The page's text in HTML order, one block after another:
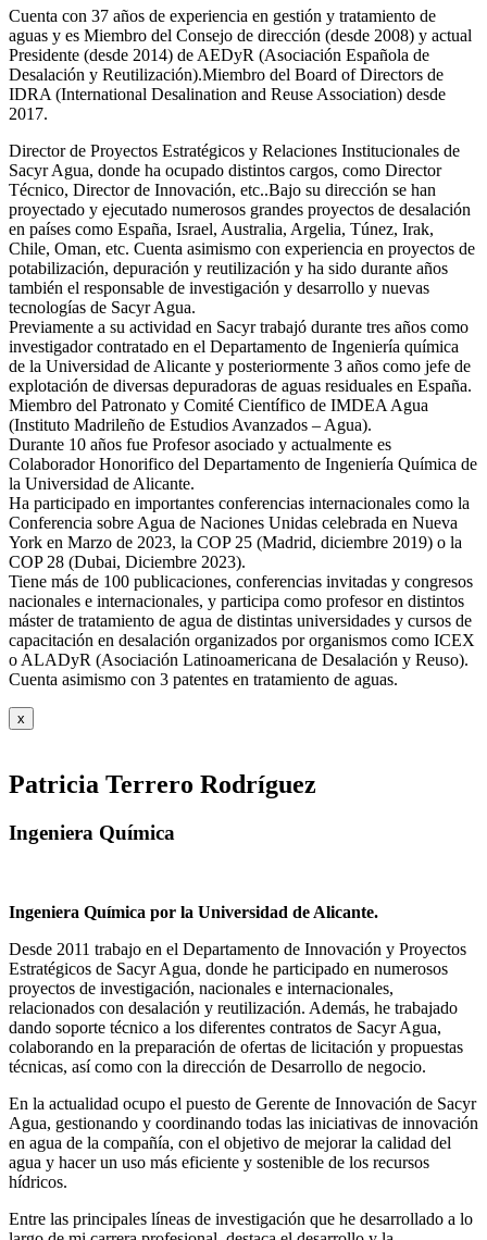
Cuenta con 37 años de experiencia en gestión y tratamiento de
aguas y es Miembro del Consejo de dirección (desde 2008) y actual
Presidente (desde 2014) de AEDyR (Asociación Española de
Desalación y Reutilización).Miembro del Board of Directors de
IDRA (International Desalination and Reuse Association) desde
2017.
Director de Proyectos Estratégicos y Relaciones Institucionales de
Sacyr Agua, donde ha ocupado distintos cargos, como Director
Técnico, Director de Innovación, etc..Bajo su dirección se han
proyectado y ejecutado numerosos grandes proyectos de desalación
en países como España, Israel, Australia, Argelia, Túnez, Irak,
Chile, Oman, etc. Cuenta asimismo con experiencia en proyectos de
potabilización, depuración y reutilización y ha sido durante años
también el responsable de investigación y desarrollo y nuevas
tecnologías de Sacyr Agua.
Previamente a su actividad en Sacyr trabajó durante tres años como
investigador contratado en el Departamento de Ingeniería química
de la Universidad de Alicante y posteriormente 3 años como jefe de
explotación de diversas depuradoras de aguas residuales en España.
Miembro del Patronato y Comité Científico de IMDEA Agua
(Instituto Madrileño de Estudios Avanzados – Agua).
Durante 10 años fue Profesor asociado y actualmente es
Colaborador Honorifico del Departamento de Ingeniería Química de
la Universidad de Alicante.
Ha participado en importantes conferencias internacionales como la
Conferencia sobre Agua de Naciones Unidas celebrada en Nueva
York en Marzo de 2023, la COP 25 (Madrid, diciembre 2019) o la
COP 28 (Dubai, Diciembre 2023).
Tiene más de 100 publicaciones, conferencias invitadas y congresos
nacionales e internacionales, y participa como profesor en distintos
máster de tratamiento de agua de distintas universidades y cursos de
capacitación en desalación organizados por organismos como ICEX
o ALADyR (Asociación Latinoamericana de Desalación y Reuso).
Cuenta asimismo con 3 patentes en tratamiento de aguas.
x
Patricia Terrero Rodríguez
Ingeniera Química
Ingeniera Química por la Universidad de Alicante.
Desde 2011 trabajo en el Departamento de Innovación y Proyectos
Estratégicos de Sacyr Agua, donde he participado en numerosos
proyectos de investigación, nacionales e internacionales,
relacionados con desalación y reutilización. Además, he trabajado
dando soporte técnico a los diferentes contratos de Sacyr Agua,
colaborando en la preparación de ofertas de licitación y propuestas
técnicas, así como con la dirección de Desarrollo de negocio.
En la actualidad ocupo el puesto de Gerente de Innovación de Sacyr
Agua, gestionando y coordinando todas las iniciativas de innovación
en agua de la compañía, con el objetivo de mejorar la calidad del
agua y hacer un uso más eficiente y sostenible de los recursos
hídricos.
Entre las principales líneas de investigación que he desarrollado a lo